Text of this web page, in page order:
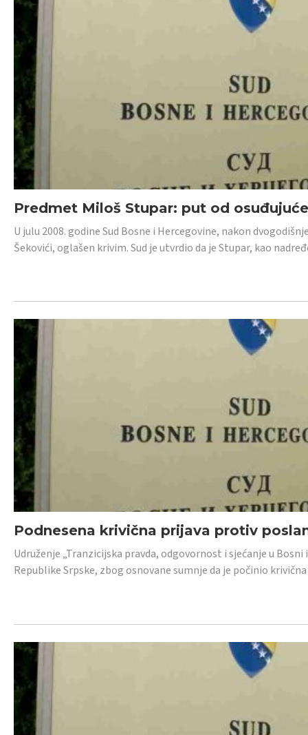
Predmet Miloš Stupar: put od
U julu 2008. godine Sud Bosne i Hercegovine, nakon
Šekovići, oglašen krivim. Sud je utvrdio da je Stupar, kao
Podnesena krivična prijava protiv
Udruženje „Tranzicijska pravda, odgovornost i sjećanje u
Republike Srpske, zbog osnovane sumnje da je počinio